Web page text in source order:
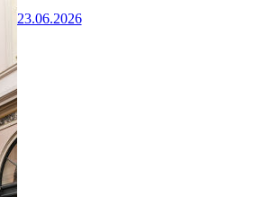
23.06.2026